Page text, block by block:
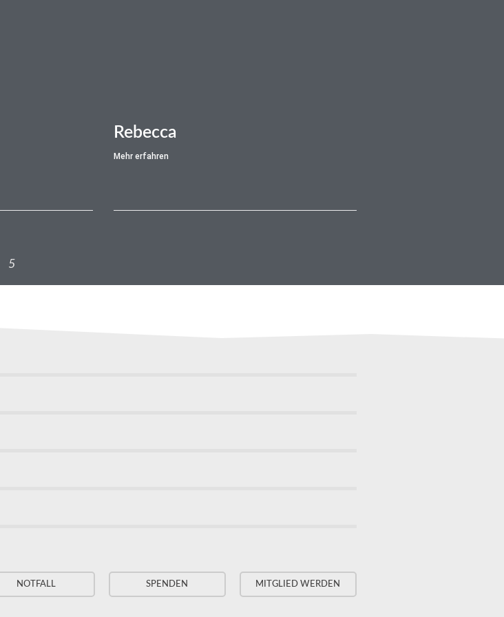
Rebecca
Mehr erfahren
5
NOTFALL SPENDEN MITGLIED WERDEN